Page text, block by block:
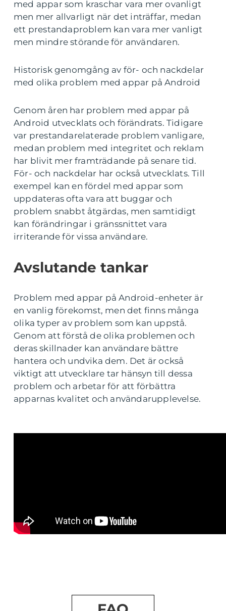
med appar som kraschar vara mer ovanligt
men mer allvarligt när det inträffar, medan
ett prestandaproblem kan vara mer vanligt
men mindre störande för användaren.
Historisk genomgång av för- och nackdelar
med olika problem med appar på Android
Genom åren har problem med appar på
Android utvecklats och förändrats. Tidigare
var prestandarelaterade problem vanligare,
medan problem med integritet och reklam
har blivit mer framträdande på senare tid.
För- och nackdelar har också utvecklats. Till
exempel kan en fördel med appar som
uppdateras ofta vara att buggar och
problem snabbt åtgärdas, men samtidigt
kan förändringar i gränssnittet vara
irriterande för vissa användare.
Avslutande tankar
Problem med appar på Android-enheter är
en vanlig förekomst, men det finns många
olika typer av problem som kan uppstå.
Genom att förstå de olika problemen och
deras skillnader kan användare bättre
hantera och undvika dem. Det är också
viktigt att utvecklare tar hänsyn till dessa
problem och arbetar för att förbättra
apparnas kvalitet och användarupplevelse.